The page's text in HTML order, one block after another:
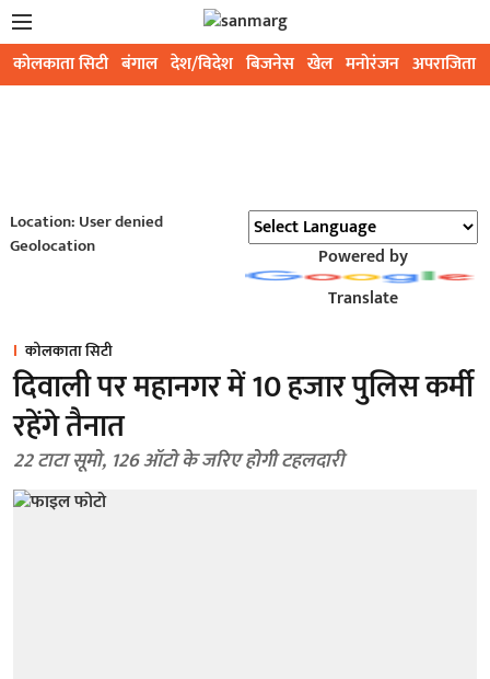
कोलकाता सिटी बंगाल देश/विदेश बिजनेस खेल मनोरंजन अपराजिता
Location: User denied
Geolocation
Powered by
Translate
कोलकाता सिटी
दिवाली पर महानगर में 10 हजार पुलिस कर्मी
रहेंगे तैनात
22 टाटा सूमो, 126 ऑटो के जरिए होगी टहलदारी